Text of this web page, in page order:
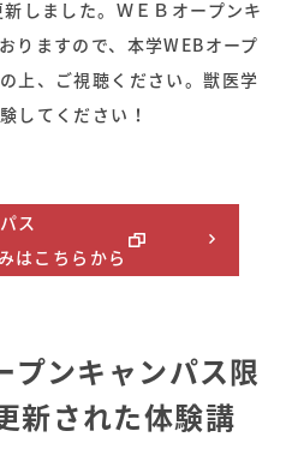
しました。ＷＥＢオープンキ
りますので、本学WEBオープ
上、ご視聴ください。獣医学
してください！
ス
はこちらから
プンキャンパス限
新された体験講